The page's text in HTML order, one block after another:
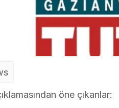
öne çıkanlar: